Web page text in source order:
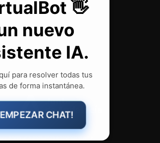
Andalucía 2021-2027, enmarcada en el